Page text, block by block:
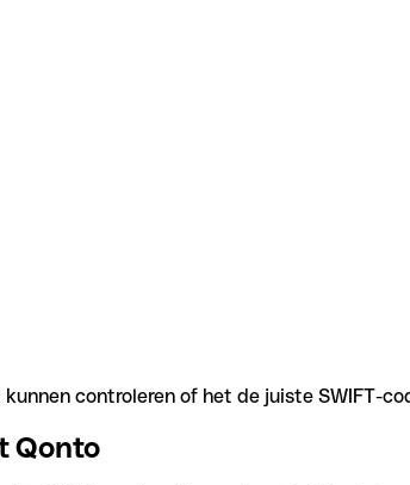
controleren of het de juiste SWIFT-
Qonto